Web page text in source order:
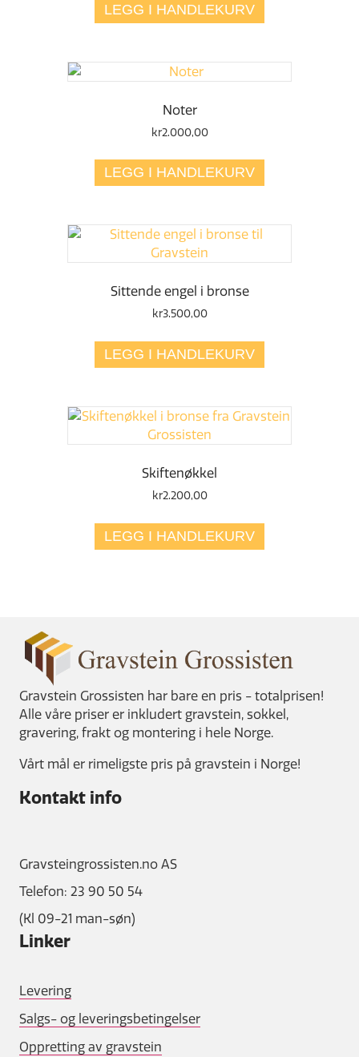
LEGG I HANDLEKURV
Noter
kr2.000,00
LEGG I HANDLEKURV
Sittende engel i bronse
kr3.500,00
LEGG I HANDLEKURV
Skiftenøkkel
kr2.200,00
LEGG I HANDLEKURV
Gravstein Grossisten har bare en pris - totalprisen!
Alle våre priser er inkludert gravstein, sokkel,
gravering, frakt og montering i hele Norge.
Vårt mål er rimeligste pris på gravstein i Norge!
Kontakt info
Gravsteingrossisten.no AS
Telefon: 23 90 50 54
(Kl 09-21 man-søn)
Linker
Levering
Salgs- og leveringsbetingelser
Oppretting av gravstein